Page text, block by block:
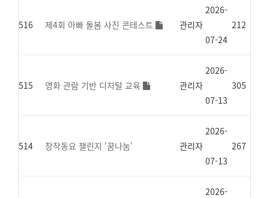
516 제4회 아빠 돌봄 사진 콘테스트 관리자
2026-
07-24
212
515 영화 관람 기반 디지털 교육 관리자
2026-
07-13
305
514 창작동요 챌린지 '꿈나눔' 관리자
2026-
07-13
267
2026-